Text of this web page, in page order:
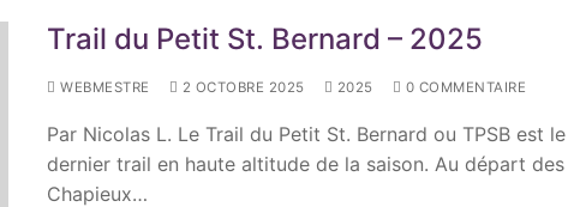
Trail du Petit St. Bernard – 2025
WEBMESTRE 2 OCTOBRE 2025 2025 0 COMMENTAIRE
Par Nicolas L. Le Trail du Petit St. Bernard ou TPSB est le
dernier trail en haute altitude de la saison. Au départ des
Chapieux…